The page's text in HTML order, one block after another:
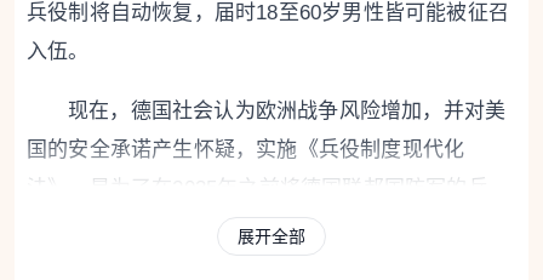
兵役制将自动恢复，届时18至60岁男性皆可能被征召
入伍。
现在，德国社会认为欧洲战争风险增加，并对美
国的安全承诺产生怀疑，实施《兵役制度现代化
法》，是为了在2035年之前将德国联邦国防军的兵
力，从目前约18.4万人，增加至25.5万至27万人之
展开全部